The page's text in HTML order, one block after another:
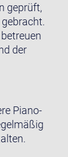
geprüft,
der
Piano-